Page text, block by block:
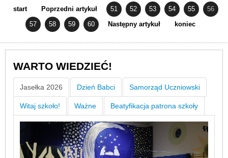
start Poprzedni artykuł 51 52 53 54 55 56
57 58 59 60 Następny artykuł koniec
WARTO WIEDZIEĆ!
Jasełka 2026 Dzień Babci Samorząd Uczniowski
Witaj szkoło! Ważne Beatyfikacja patrona szkoły